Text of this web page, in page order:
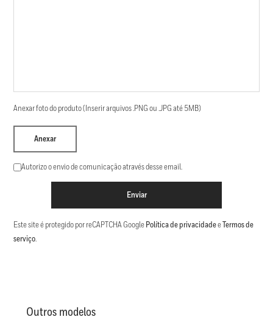
Anexar foto do produto (Inserir arquivos .PNG ou .JPG até 5MB)
Anexar
Autorizo o envio de comunicação através desse email.
Enviar
Este site é protegido por reCAPTCHA Google Política de privacidadee Termos de
serviço.
Outros modelos